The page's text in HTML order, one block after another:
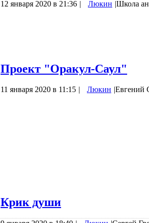
12 января 2020 в 21:36 | Люкин |Школа
Проект "Оракул-Саул"
11 января 2020 в 11:15 Люкин Евгений
Крик души